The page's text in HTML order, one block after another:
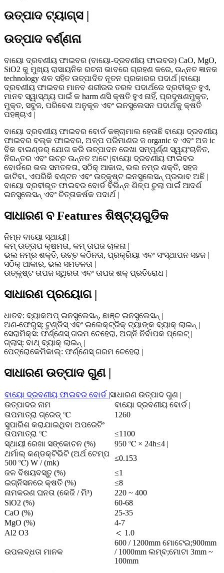
ଉତ୍ପାଦ ଟ୍ୟାଗ୍ସ |
ଉତ୍ପାଦ ବର୍ଣ୍ଣନା
ବାୟୋ ଦ୍ରବଣୀୟ ଫାଇବର (ବାୟୋ-ଦ୍ରବଣୀୟ ଫାଇବର) CaO, MgO,
SiO2 କୁ ମୁଖ୍ୟ ରାସାୟନିକ ରଚନା ଭାବରେ ଗ୍ରହଣ କରେ, ଉନ୍ନତ ଜ୍ଞାନକ
technology ଶଳ ସହିତ ଉତ୍ପାଦିତ ନୂତନ ପ୍ରକାରର ପଦାର୍ଥ |ବାୟୋ
ଦ୍ରବଣୀୟ ଫାଇବର ମାନବ ଶରୀରର ତରଳ ପଦାର୍ଥରେ ଦ୍ରବୀଭୂତ ହୁଏ,
ମାନବ ସ୍ୱାସ୍ଥ୍ୟ ପାଇଁ କ harm ଣସି କ୍ଷତି ହୁଏ ନାହିଁ, ପ୍ରଦୂଷଣମୁକ୍ତ,
ମୁକ୍ତ, ସବୁଜ, ପରିବେଶ ଅନୁକୂଳ ଏବଂ ଇନସୁଲେସନ ପଦାର୍ଥକୁ କ୍ଷତି
ପହଞ୍ଚାଏ |
ବାୟୋ ଦ୍ରବଣୀୟ ଫାଇବର ବୋର୍ଡ କଞ୍ଚାମାଲ ହେଉଛି ବାୟୋ ଦ୍ରବଣୀୟ
ଫାଇବର ବଲ୍କ ଫାଇବର, ଅଳ୍ପ ପରିମାଣର ଜ organic ବ ଏବଂ ଅଜ ic
ବିକ ବାଇଣ୍ଡର୍ ଯୋଗ କରି ଉତ୍ପାଦନ ରେଖା ସମ୍ପୂର୍ଣ୍ଣ ସ୍ୱୟଂଚାଳିତ,
ନିରନ୍ତର ଏବଂ ଉଚ୍ଚ ଉନ୍ନତ ଅଟେ |ବାୟୋ ଦ୍ରବଣୀୟ ଫାଇବର
ବୋର୍ଡରେ ଭଲ ସମତଳତା, ସଠିକ୍ ଆକାର, ଭଲ ନମ୍ର ଶକ୍ତି, ସହଜ
କାଟିବା, ଏପରିକି ବଣ୍ଟନ ଏବଂ ଉତ୍କୃଷ୍ଟ ଇନସୁଲେସନ୍ ପ୍ରଭାବ ଅଛି |
ବାୟୋ ଦ୍ରବୀଭୂତ ଫାଇବର ବୋର୍ଡ ବିଭିନ୍ନ ଶିଳ୍ପ ଚୁଲା ପାଇଁ ଆଦର୍ଶ
ଇନସୁଲେସନ୍ ଏବଂ ଚିତ୍ତାକର୍ଷକ ପଦାର୍ଥ |
ସାଧାରଣ ବ Features ଶିଷ୍ଟ୍ୟଗୁଡିକ
ନିମ୍ନ ବାୟୋ ସ୍ଥାୟୀ |
କମ୍ ଉତ୍ତାପ କ୍ଷମତା, କମ୍ ତାପଜ ଚାଳନା |
ଭଲ ନମ୍ର ଶକ୍ତି, ଉଚ୍ଚ କଠିନତା, ପ୍ରକ୍ରିୟା ଏବଂ ସଂସ୍ଥାପନ ସହଜ |
ସଠିକ୍ ଆକାର, ଭଲ ସମତଳତା |
ଉତ୍କୃଷ୍ଟ ତାପଜ ସ୍ଥିରତା ଏବଂ ତାପଜ ଶକ୍ ପ୍ରତିରୋଧ |
ସାଧାରଣ ପ୍ରୟୋଗ |
ଧାତବ: ବ୍ୟାକଅପ୍ ଇନସୁଲେସନ୍, ଛାଞ୍ଚ ଇନସୁଲେସନ୍ |
ଅଣ-ଫେରୁସ୍: ଟୁଣ୍ଡିସ୍ ଏବଂ ଇଲେକ୍ଟ୍ରିକ୍ ଟ୍ୟାଙ୍କ ବ୍ୟାକ୍ ଲାଇନ୍ |
ସେରାମିକ୍ସ: ଫର୍ଣ୍ଣେସ୍ ଗରମ ଚେହେରା, ଅଗ୍ନି ନିର୍ବାପକ ପ୍ଲେଟ୍ |
ଗ୍ଲାସ୍: ବାଥ୍ ବ୍ୟାକ୍ ଲାଇନ୍ |
ପେଟ୍ରୋକେମିକାଲ୍: ଫର୍ଣ୍ଣେସ୍ ଗରମ ଚେହେରା |
ସାଧାରଣ ଉତ୍ପାଦ ଗୁଣ |
ବାୟୋ ଦ୍ରବଣୀୟ ଫାଇବର ବୋର୍ଡ |ସାଧାରଣ ଉତ୍ପାଦ ଗୁଣ |
ଉତ୍ପାଦର ନାମ
ବାୟୋ ଦ୍ରବଣୀୟ ବୋର୍ଡ |
ତାପମାତ୍ରା ଗ୍ରେଡ୍ ℃
1260
ସୁପାରିଶ କରାଯାଇଥିବା ଅପରେଟିଂ
ତାପମାତ୍ରା ℃
≤1100
ସ୍ଥାୟୀ ରେଖା ସଙ୍କୋଚନ (%)
950 ℃ × 24h≤4 |
ଥର୍ମାଲ୍ କଣ୍ଡକ୍ଟିଭିଟି (ଅର୍ଥ ଟେମ୍ପ
500 ℃) W / (mk)
≤0.153
ଜଳ ବିଷୟବସ୍ତୁ (%)
≤1
ଇଗ୍ନିସନରେ କ୍ଷତି (%)
≤8
ନାମକରଣ ଘନତା (କେଜି / ମି³)
220 ~ 400
SiO2 (%)
60-68
CaO (%)
25-35
MgO (%)
4-7
Al2 O3
＜ 1.0
ଉପଲବ୍ଧତା ମାନକ
600 / 1200mm ମୋଟେଇ;900mm
/ 1000mm ଲମ୍ବ;ମୋଟା 3mm ~
100mm